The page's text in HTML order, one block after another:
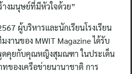
งมนุษย์ที่มีหัวใจด้วย”
ผู้บริหารและนักเรียนโรงเรียน
านของ MWIT Magazine ได้รับ
คุยกับคุณหญิงสุมณฑา ในประเด็น
ของเครือข่ายนานาชาติ การ